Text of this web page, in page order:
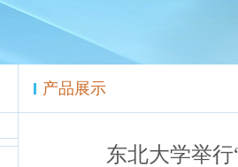
产品展示
东北大学举